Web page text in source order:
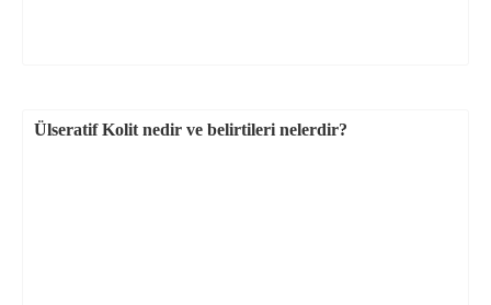
Ülseratif Kolit nedir ve belirtileri nelerdir?